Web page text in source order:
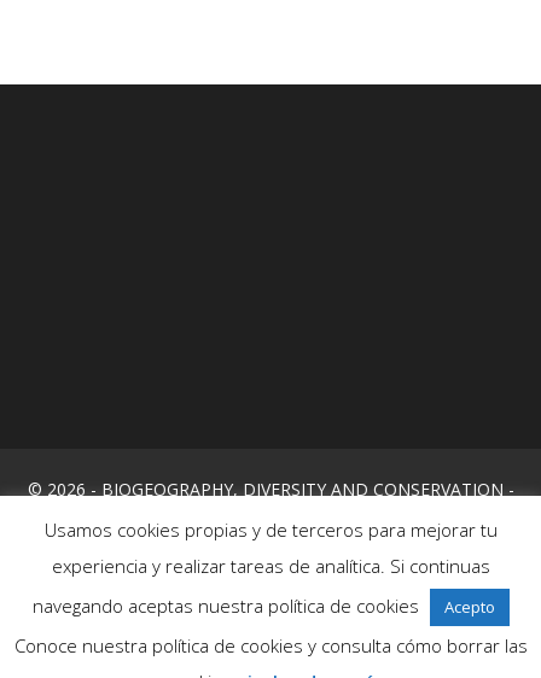
© 2026 - BIOGEOGRAPHY, DIVERSITY AND CONSERVATION -
UNIVERSITY OF MALAGA
Cookies policy
Usamos cookies propias y de terceros para mejorar tu
experiencia y realizar tareas de analítica. Si continuas
navegando aceptas nuestra política de cookies
Acepto
Conoce nuestra política de cookies y consulta cómo borrar las